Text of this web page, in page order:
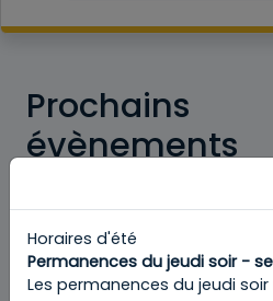
Prochains
évènements
Forest
ven 14/08 - 16:00
Horaires d'été
Permanences du jeudi soir -
Les permanences du jeudi